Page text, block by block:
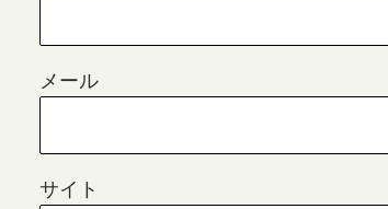
メール
サイト